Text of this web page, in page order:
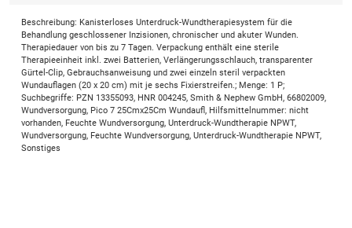
Beschreibung: Kanisterloses Unterdruck-Wundtherapiesystem für die
Behandlung geschlossener Inzisionen, chronischer und akuter Wunden.
Therapiedauer von bis zu 7 Tagen. Verpackung enthält eine sterile
Therapieeinheit inkl. zwei Batterien, Verlängerungsschlauch, transparenter
Gürtel-Clip, Gebrauchsanweisung und zwei einzeln steril verpackten
Wundauflagen (20 x 20 cm) mit je sechs Fixierstreifen.; Menge: 1 P;
Suchbegriffe: PZN 13355093, HNR 004245, Smith & Nephew GmbH, 66802009,
Wundversorgung, Pico 7 25Cmx25Cm Wundaufl, Hilfsmittelnummer: nicht
vorhanden, Feuchte Wundversorgung, Unterdruck-Wundtherapie NPWT,
Wundversorgung, Feuchte Wundversorgung, Unterdruck-Wundtherapie NPWT,
Sonstiges